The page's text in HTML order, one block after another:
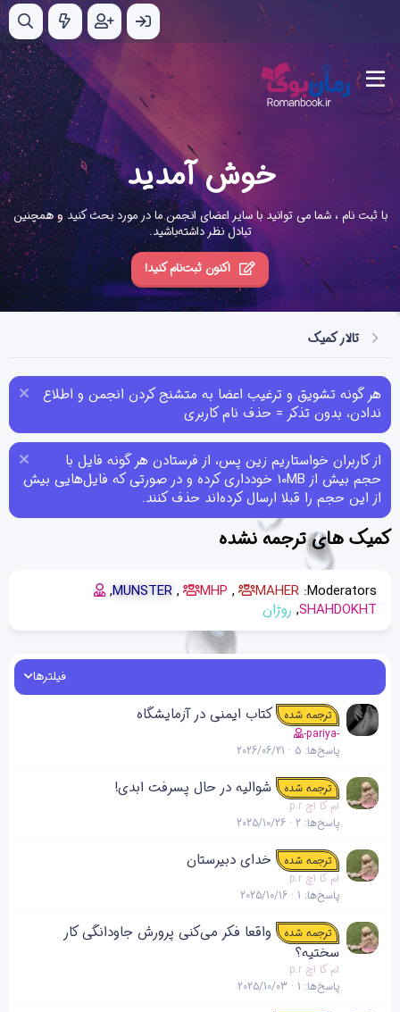
خوش آمدید
با ثبت نام ، شما می توانید با سایر اعضای انجمن ما در مورد بحث کنید و همچنین
تبادل نظر داشته‌باشید.
اکنون ثبت‌نام کنید!
تالار کمیک
هر گونه تشویق و ترغیب اعضا به متشنج کردن انجمن و اطلاع
ندادن، بدون تذکر = حذف نام کاربری
از کاربران خواستاریم زین پس، از فرستادن هر گونه فایل با
حجم بیش از 10MB خودداری کرده و در صورتی که فایل‌هایی بیش
از این حجم را قبلا ارسال کرده‌اند حذف کنند.
کمیک های ترجمه نشده
Moderators:
MAHER
MHP
MUNSTER
SHAHDOKHT روژان
فیلترها
ترجمه شده کتاب ایمنی در آزمایشگاه
-pariya-
پاسخ‌ها 5
2026/06/21
ترجمه شده شوالیه در حال پسرفت ابدی!
ام کا اچ p.r
پاسخ‌ها 2
2025/10/26
ترجمه شده خدای دبیرستان
ام کا اچ p.r
پاسخ‌ها 1
2025/10/16
ترجمه شده
واقعا فکر می‌کنی پرورش جاودانگی کار
سختیه؟
ام کا اچ p.r
پاسخ‌ها 1
2025/10/03